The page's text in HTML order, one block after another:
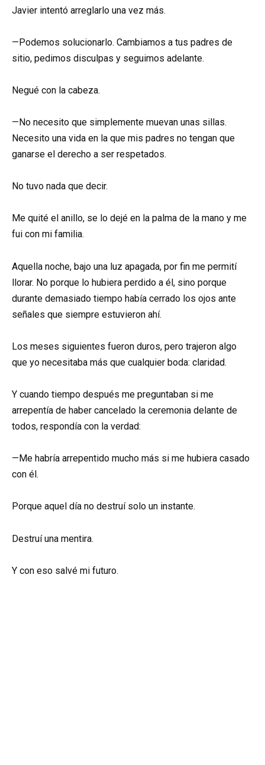
Javier intentó arreglarlo una vez más.
—Podemos solucionarlo. Cambiamos a tus padres de
sitio, pedimos disculpas y seguimos adelante.
Negué con la cabeza.
—No necesito que simplemente muevan unas sillas.
Necesito una vida en la que mis padres no tengan que
ganarse el derecho a ser respetados.
No tuvo nada que decir.
Me quité el anillo, se lo dejé en la palma de la mano y me
fui con mi familia.
Aquella noche, bajo una luz apagada, por fin me permití
llorar. No porque lo hubiera perdido a él, sino porque
durante demasiado tiempo había cerrado los ojos ante
señales que siempre estuvieron ahí.
Los meses siguientes fueron duros, pero trajeron algo
que yo necesitaba más que cualquier boda: claridad.
Y cuando tiempo después me preguntaban si me
arrepentía de haber cancelado la ceremonia delante de
todos, respondía con la verdad:
—Me habría arrepentido mucho más si me hubiera casado
con él.
Porque aquel día no destruí solo un instante.
Destruí una mentira.
Y con eso salvé mi futuro.